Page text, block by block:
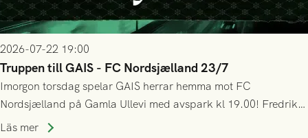
2026-07-22 19:00
Truppen till GAIS - FC Nordsjælland 23/7
Imorgon torsdag spelar GAIS herrar hemma mot FC
Nordsjælland på Gamla Ullevi med avspark kl 19.00! Fredrik
Holmberg och ledarstaben har tagit ut följande trupp till
Läs mer